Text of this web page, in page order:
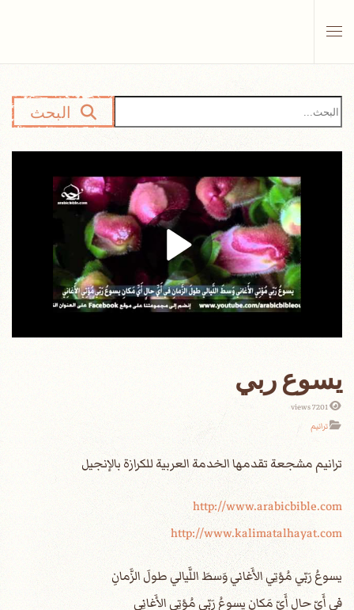
البحث
يسوع ربي
7201 views
ترانيم
http://www.arabicbible.com
http://www.kalimatalhayat.com
يسوعُ رَبّي مُؤتِي الأَغاني وَسطَ اللَّيالي طولَ الزَّمانِ
في أَيِّ حالٍ أَيِّ مَكانِ يسوعُ رَبّي مُؤتِي الأَغانِي